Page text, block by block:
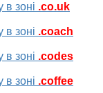
зоні .co.uk
зоні .coach
зоні .codes
зоні .coffee